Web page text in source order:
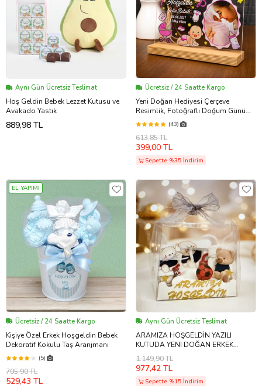
Aynı Gün Ücretsiz Teslimat
Hoş Geldin Bebek Lezzet Kutusu ve
Avakado Yastık
889,98 TL
Ücretsiz / 24 Saatte Kargo
Yeni Doğan Hediyesi Çerçeve
Resimlik, Fotoğraflı Doğum Günü
Hediyesi Hoşgeldin Bebek (Yatay)
(Pembe)
(43)
613,85 TL
399,00 TL
Sepette %35 İndirim
EL YAPIMI
Ücretsiz / 24 Saatte Kargo
Kişiye Özel Erkek Hoşgeldin Bebek
Dekoratif Kokulu Taş Aranjmanı
(5)
705,90 TL
529,43 TL
Aynı Gün Ücretsiz Teslimat
ARAMIZA HOŞGELDİN YAZILI
KUTUDA YENİ DOĞAN ERKEK
BEBEK 5'Lİ TEKSTİL HEDİYE KUTUSU
VE AYICIK BİBLO SETİ (Krem)
1.149,90 TL
977,42 TL
Sepette %15 İndirim